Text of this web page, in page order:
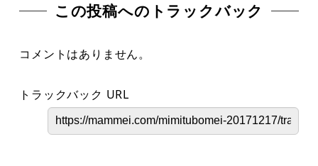
この投稿へのトラックバック
コメントはありません。
トラックバック URL